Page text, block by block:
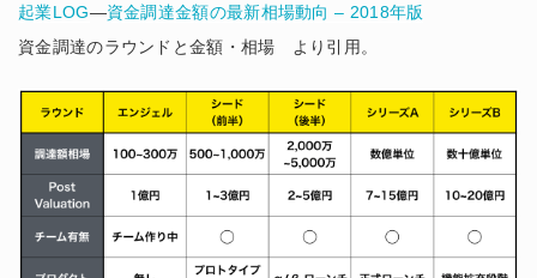
起業LOG—資金調達金額の最新相場動向 – 2018年版
資金調達のラウンドと金額・相場 より引用。